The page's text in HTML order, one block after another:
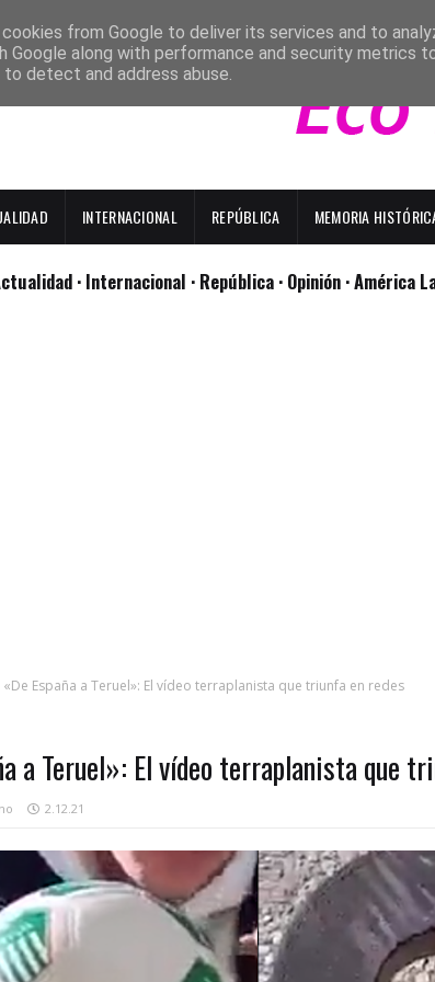
INTERNACIONAL REPÚBLICA MEMORIA
· Internacional · República · Opinión · América
«De España a Teruel»: El vídeo terraplanista que triunfa en redes
a Teruel»: El vídeo terraplanista que
2.12.21
from Google to deliver its services and to
Google along with performance and security metrics
detect and address abuse.